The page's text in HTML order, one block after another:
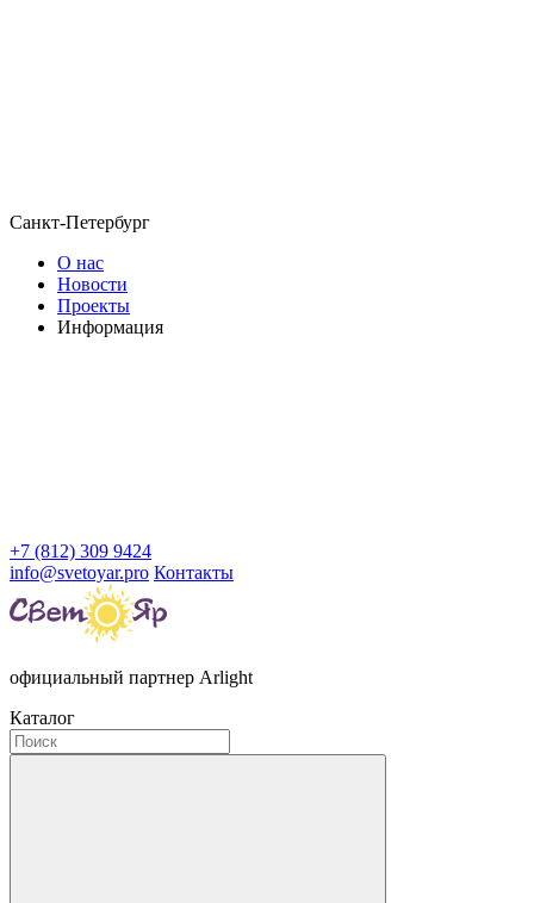
Санкт-Петербург
О нас
Новости
Проекты
Информация
+7 (812) 309 9424
info@svetoyar.pro Контакты
официальный партнер Arlight
Каталог